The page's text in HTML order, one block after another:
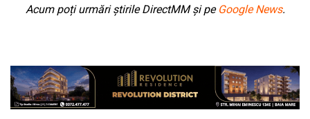
Acum poți urmări știrile DirectMM și pe Google News.